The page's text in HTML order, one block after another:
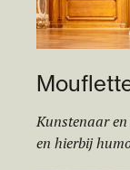
Kunstenaar
en hierbij